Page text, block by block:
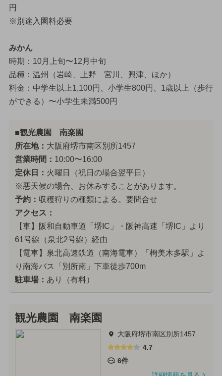
円
※別途入園料必要
みかん
時期：10月上旬〜12月中旬
品種：温州（岩崎、上野 宮川、興津、ほか）
料金：中学生以上1,100円、小学生800円、1歳以上（歩行
ができる）〜小学生未満500円
■観光農園 南楽園
所在地： 大阪府堺市南区別所1457
営業時間： 10:00〜16:00
定休日： 火曜日（祝日の場合翌平日）
※悪天候の場合、お休みすることがあります。
予約： 収穫狩りの種類による。要問合せ
アクセス：
【車】阪和自動車道「堺IC」・阪神高速「堺IC」より
61号線（泉北2号線）経由
【電車】泉北高速鉄道（南海電車）「栂美木多駅」よ
り南海バス「別所南」下車徒歩700m
駐車場： あり（有料）
観光農園 南楽園
大阪府堺市南区別所1457
4.7
6件